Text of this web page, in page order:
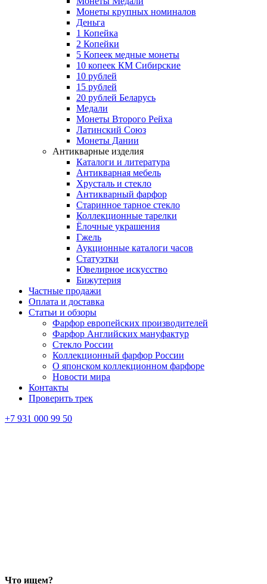
Монеты крупных номиналов
Деньга
1 Копейка
2 Копейки
5 Копеек медные монеты
10 копеек КМ Сибирские
10 рублей
15 рублей
20 рублей Беларусь
Медали
Монеты Второго Рейха
Латинский Союз
Монеты Дании
Антикварные изделия
Каталоги и литература
Антикварная мебель
Хрусталь и стекло
Антикварный фарфор
Старинное тарное стекло
Коллекционные тарелки
Ёлочные украшения
Гжель
Аукционные каталоги часов
Статуэтки
Ювелирное искусство
Бижутерия
Частные продажи
Оплата и доставка
Статьи и обзоры
Фарфор европейских производителей
Фарфор Английских мануфактур
Стекло России
Коллекционный фарфор России
О японском коллекционном фарфоре
Новости мира
Контакты
Проверить трек
+7 931 000 99 50
Что ищем?